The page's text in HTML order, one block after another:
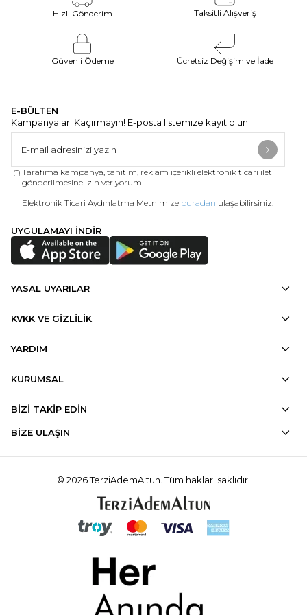
Hızlı Gönderim Taksitli Alışveriş
Güvenli Ödeme Ücretsiz Değişim ve İade
E-BÜLTEN
Kampanyaları Kaçırmayın! E-posta listemize kayıt olun.
Tarafıma kampanya, tanıtım, reklam içerikli elektronik ticari ileti
gönderilmesine izin veriyorum.
Elektronik Ticari Aydınlatma Metnimize buradan ulaşabilirsiniz.
UYGULAMAYI İNDİR
YASAL UYARILAR
KVKK VE GİZLİLİK
YARDIM
KURUMSAL
BİZİ TAKİP EDİN
BİZE ULAŞIN
© 2026 TerziAdemAltun. Tüm hakları saklıdır.